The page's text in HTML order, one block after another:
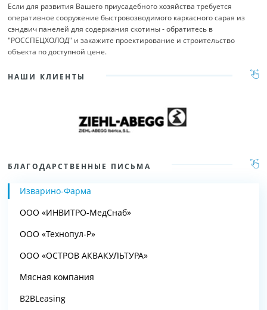
Если для развития Вашего приусадебного хозяйства требуется
оперативное сооружение быстровозводимого каркасного сарая из
сэндвич панелей для содержания скотины - обратитесь в
"РОССПЕЦХОЛОД" и закажите проектирование и строительство
объекта по доступной цене.
НАШИ КЛИЕНТЫ
БЛАГОДАРСТВЕННЫЕ ПИСЬМА
Изварино-Фарма
ООО «ИНВИТРО-МедСнаб»
ООО «Технопул-Р»
ООО «ОСТРОВ АКВАКУЛЬТУРА»
Мясная компания
B2BLeasing